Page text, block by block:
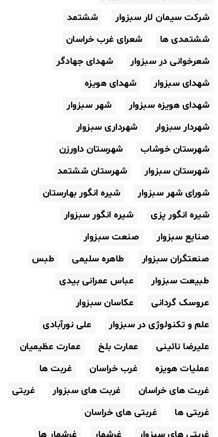
شرکت سیمان لار سبزوار
ششتمد
ششتمدی ها
شعرای غرب خراسان
شعرخوانی در سبزوار
شهدای جهادگر
شهدای سبزوار
شهدای هویزه
شهدای هویزه سبزوار
شهر سبزوار
شهردار سبزوار
شهرداری سبزوار
شهرستان خوشاب
شهرستان داورزن
شهرستان سبزوار
شهرستان ششتمد
شورای شهر سبزوار
شیره انگور بهارستان
شیره انگور پزی
شیره انگور سبزوار
صنایع سبزوار
صنعت سبزوار
صنعتگران سبزوار
طاهره سلیمی
طبس
طبیعت سبزوار
عباس عمرانی بیدی
عروسک گردانی
عکاسان سبزوار
علم و تکنولوژی در سبزوار
علی نورآبادی
علیرضا نائینی
عمارت بلخ
عمارت عظیمیان
عملیات هویزه
غرب خراسان
غربت ها
غربت های خراسان
غربت های سبزوار
غربتی
غربتی ها
غربتی های خراسان
غربتی های سبزوار
غرشمار غرشمار ها